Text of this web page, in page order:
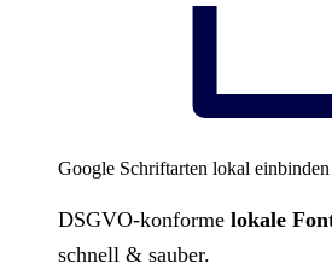
Google Schriftarten lokal einbinden
DSGVO-konforme lokale
schnell & sauber.